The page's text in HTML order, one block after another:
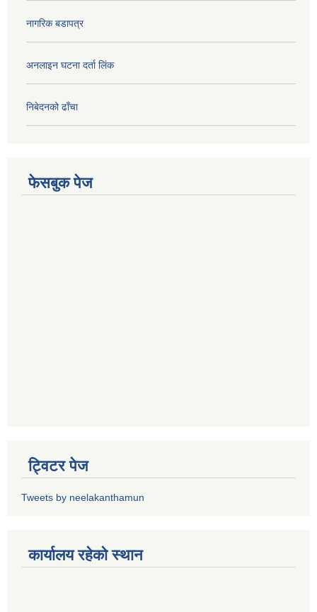
नागरिक बडापत्र
अनलाइन घटना दर्ता लिंक
निबेदनको ढाँचा
फेसबुक पेज
ट्विटर पेज
Tweets by neelakanthamun
कार्यालय रहेको स्थान